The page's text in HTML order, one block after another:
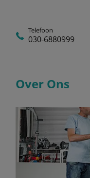
Telefoon
030-6880999
Over Ons